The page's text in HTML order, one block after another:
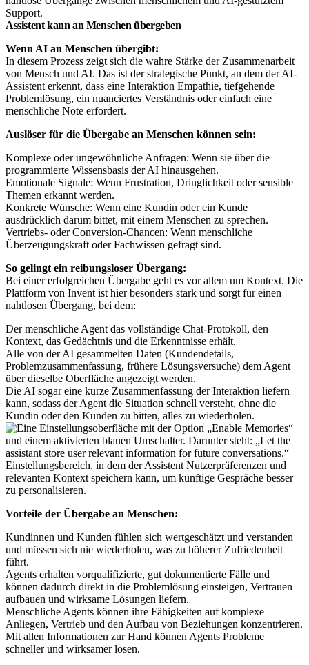
Support.
Assistent kann an Menschen übergeben
Wenn AI an Menschen übergibt:
In diesem Prozess zeigt sich die wahre Stärke der Zusammenarbeit
von Mensch und AI. Das ist der strategische Punkt, an dem der AI-
Assistent erkennt, dass eine Interaktion Empathie, tiefgehende
Problemlösung, ein nuanciertes Verständnis oder einfach eine
menschliche Note erfordert.
Auslöser für die Übergabe an Menschen können sein:
Komplexe oder ungewöhnliche Anfragen: Wenn sie über die
programmierte Wissensbasis der AI hinausgehen.
Emotionale Signale: Wenn Frustration, Dringlichkeit oder sensible
Themen erkannt werden.
Konkrete Wünsche: Wenn eine Kundin oder ein Kunde
ausdrücklich darum bittet, mit einem Menschen zu sprechen.
Vertriebs- oder Conversion-Chancen: Wenn menschliche
Überzeugungskraft oder Fachwissen gefragt sind.
So gelingt ein reibungsloser Übergang:
Bei einer erfolgreichen Übergabe geht es vor allem um Kontext. Die
Plattform von Invent ist hier besonders stark und sorgt für einen
nahtlosen Übergang, bei dem:
Der menschliche Agent das vollständige Chat-Protokoll, den
Kontext, das Gedächtnis und die Erkenntnisse erhält.
Alle von der AI gesammelten Daten (Kundendetails,
Problemzusammenfassung, frühere Lösungsversuche) dem Agent
über dieselbe Oberfläche angezeigt werden.
Die AI sogar eine kurze Zusammenfassung der Interaktion liefern
kann, sodass der Agent die Situation schnell versteht, ohne die
Kundin oder den Kunden zu bitten, alles zu wiederholen.
Einstellungsbereich, in dem der Assistent Nutzerpräferenzen und
relevanten Kontext speichern kann, um künftige Gespräche besser
zu personalisieren.
Vorteile der Übergabe an Menschen:
Kundinnen und Kunden fühlen sich wertgeschätzt und verstanden
und müssen sich nie wiederholen, was zu höherer Zufriedenheit
führt.
Agents erhalten vorqualifizierte, gut dokumentierte Fälle und
können dadurch direkt in die Problemlösung einsteigen, Vertrauen
aufbauen und wirksame Lösungen liefern.
Menschliche Agents können ihre Fähigkeiten auf komplexe
Anliegen, Vertrieb und den Aufbau von Beziehungen konzentrieren.
Mit allen Informationen zur Hand können Agents Probleme
schneller und wirksamer lösen.